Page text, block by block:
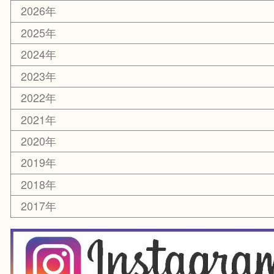
銀貨
レアメタル
ホビー
乗馬用品
囲碁・将棋
その他
お知らせ
箕面
豊中市
茨木市
宝塚市
池田市
川西市